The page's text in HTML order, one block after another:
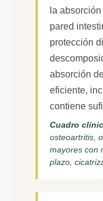
la
pared
protección
absorción
eficiente,
contiene
Cuadro
osteoartritis,
mayores con
plazo,